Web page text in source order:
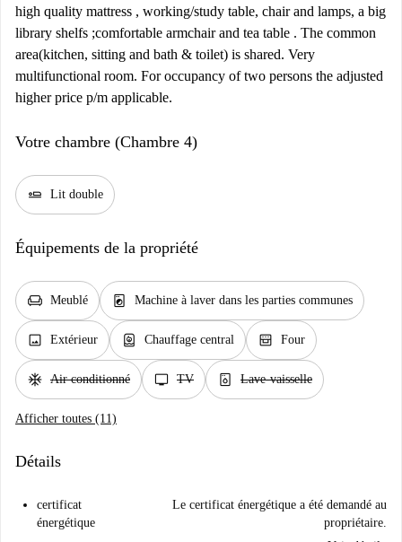
high quality mattress , working/study table, chair and lamps, a big
library shelfs ;comfortable armchair and tea table . The common
area(kitchen, sitting and bath & toilet) is shared. Very
multifunctional room. For occupancy of two persons the adjusted
higher price p/m applicable.
Votre chambre (Chambre 4)
airline_seat_flat Lit double
Équipements de la propriété
chair Meublé local_laundry_service Machine à laver dans les parties communes
image Extérieur water_heater Chauffage central oven_gen Four
ac_unit Air conditionné tv TV dishwasher_gen Lave-vaisselle
Afficher toutes (11)
Détails
certificat
énergétique
Le certificat énergétique a été demandé au
propriétaire.